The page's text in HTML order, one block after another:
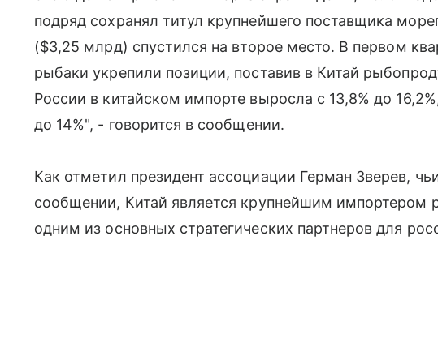
подряд сохранял титул крупнейшего поставщика
($3,25 млрд) спустился на второе место. В первом
рыбаки укрепили позиции, поставив в Китай
России в китайском импорте выросла с 13,8% до
до 14%", - говорится в сообщении.
Как отметил президент ассоциации Герман Зверев,
сообщении, Китай является крупнейшим импортером
одним из основных стратегических партнеров для